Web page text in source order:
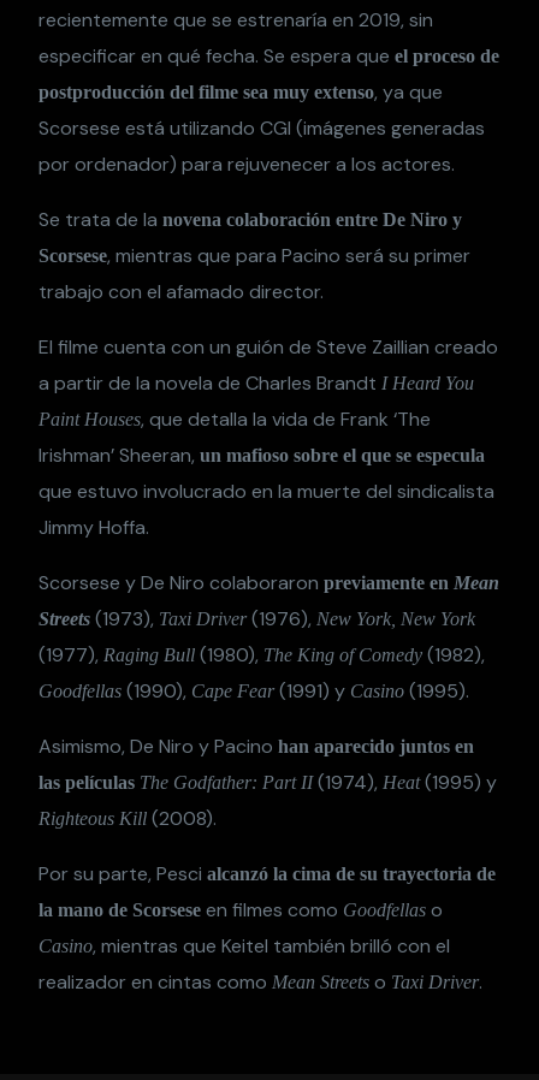
recientemente que se estrenaría en 2019, sin
especificar en qué fecha. Se espera queel proceso de
postproducción del filme sea muy extenso, ya que
Scorsese está utilizando CGI (imágenes generadas
por ordenador) para rejuvenecer a los actores.
Se trata de lanovena colaboración entre De Niro y
Scorsese, mientras que para Pacino será su primer
trabajo con el afamado director.
El filme cuenta con un guión de Steve Zaillian creado
a partir de la novela de Charles BrandtI Heard You
Paint Houses, que detalla la vida de Frank ‘The
Irishman’ Sheeran,un mafioso sobre el que se especula
que estuvo involucrado en la muerte del sindicalista
Jimmy Hoffa.
Scorsese y De Niro colaboraronpreviamente en Mean
Streets (1973), Taxi Driver(1976),New York, New York
(1977),Raging Bull(1980), The King of Comedy (1982),
Goodfellas (1990), Cape Fear(1991) y Casino (1995).
Asimismo, De Niro y Pacinohan aparecido juntos en
las películas The Godfather: Part II(1974),Heat(1995) y
Righteous Kill (2008).
Por su parte, Pesci alcanzó la cima de su trayectoria de
la mano de Scorsese en filmes como Goodfellas o
Casino, mientras que Keitel también brilló con el
realizador en cintas comoMean Streets o Taxi Driver.